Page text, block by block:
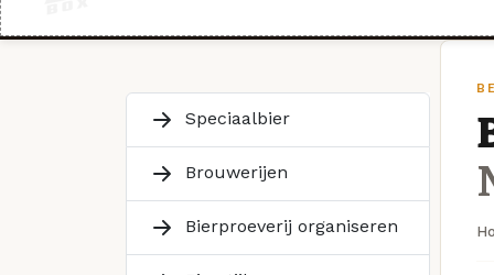
Speciaalbier
Brouwerijen
Bierproeverij organiseren